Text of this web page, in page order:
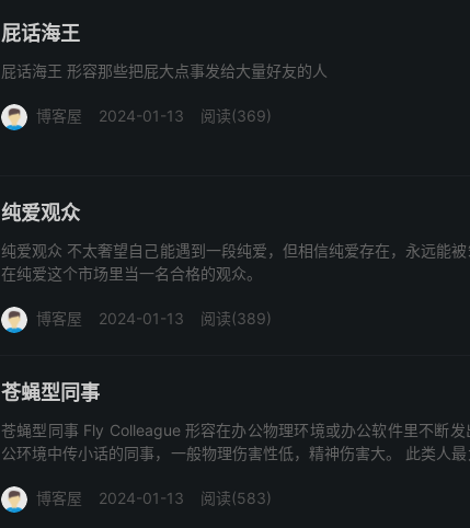
屁话海王
屁话海王 形容那些把屁大点事发给大量好友的人
博客屋 2024-01-13 阅读(369)
纯爱观众
纯爱观众 不太奢望自己能遇到一段纯爱，但相信纯爱存在，永远能被
在纯爱这个市场里当一名合格的观众。
博客屋 2024-01-13 阅读(389)
苍蝇型同事
苍蝇型同事 Fly Colleague 形容在办公物理环境或办公软件里不断
公环境中传小话的同事，一般物理伤害性低，精神伤害大。 此类人
博客屋 2024-01-13 阅读(583)